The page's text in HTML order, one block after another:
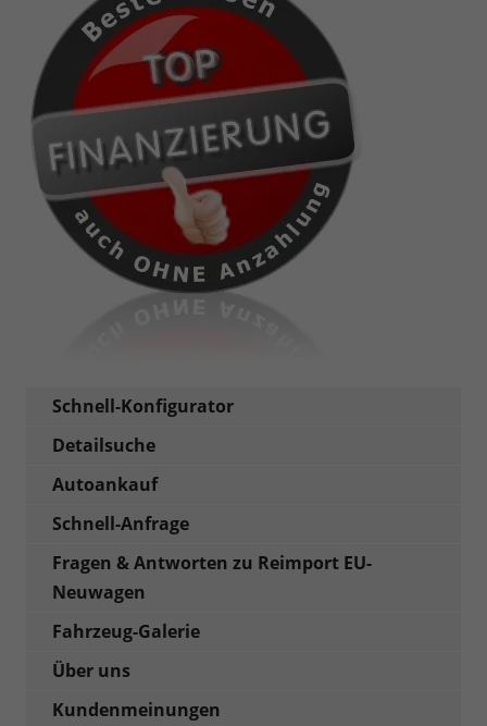
Schnell-Konfigurator
Detailsuche
Autoankauf
Schnell-Anfrage
Fragen & Antworten zu Reimport EU-
Neuwagen
Fahrzeug-Galerie
Über uns
Kundenmeinungen